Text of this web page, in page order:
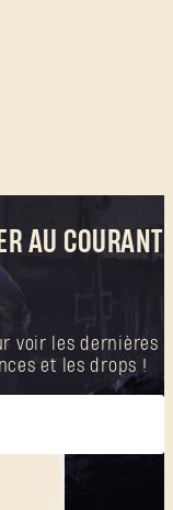
AU COURANT
voir les dernières
et les drops !